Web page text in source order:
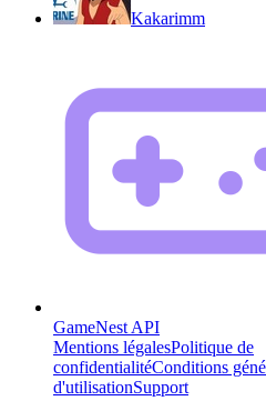
Kakarimm
GameNest API
Mentions légalesPolitique de
confidentialitéConditions
d'utilisationSupport